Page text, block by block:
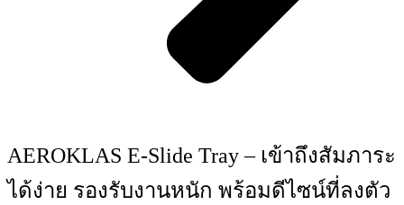
AEROKLAS E-Slide Tray – เข้าถึงสัมภาระ
ได้ง่าย รองรับงานหนัก พร้อมดีไซน์ที่ลงตัว